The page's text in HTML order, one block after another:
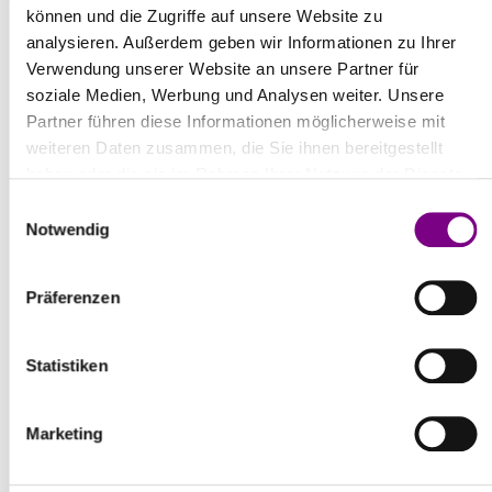
können und die Zugriffe auf unsere Website zu
analysieren. Außerdem geben wir Informationen zu Ihrer
Verwendung unserer Website an unsere Partner für
soziale Medien, Werbung und Analysen weiter. Unsere
Partner führen diese Informationen möglicherweise mit
weiteren Daten zusammen, die Sie ihnen bereitgestellt
Notwendig
Präferenzen
Statistiken
Marketing
DOWNLOADS
UNSERE PRODUKTE FÜR